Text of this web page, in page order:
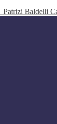
Patrizi Baldelli